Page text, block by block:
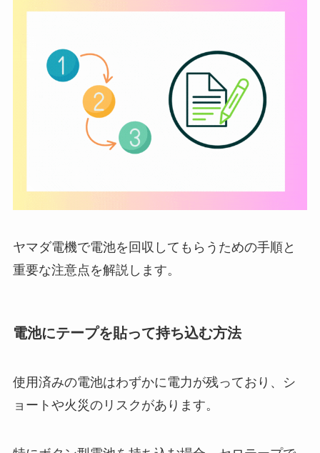
ヤマダ電機で電池を回収してもらうための手順と
重要な注意点を解説します。
電池にテープを貼って持ち込む方法
使用済みの電池はわずかに電力が残っており、シ
ョートや火災のリスクがあります。